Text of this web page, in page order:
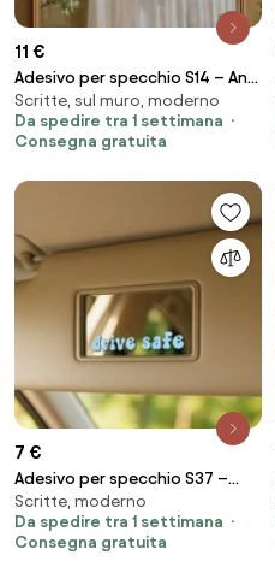
11 €
Adesivo per specchio S14 – And
they lived happily ever after
Scritte, sul muro, moderno
Da spedire tra 1 settimana
Consegna gratuita
7 €
Adesivo per specchio S37 –
Drive safe
Scritte, moderno
Da spedire tra 1 settimana
Consegna gratuita